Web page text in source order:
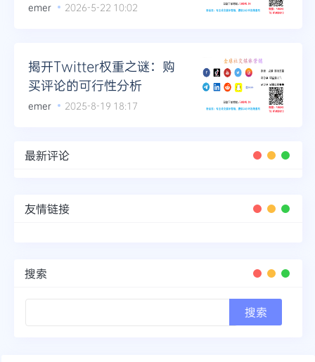
emer 2026-5-22 10:02
揭开Twitter权重之谜：购
买评论的可行性分析
emer 2025-8-19 18:17
最新评论
友情链接
搜索